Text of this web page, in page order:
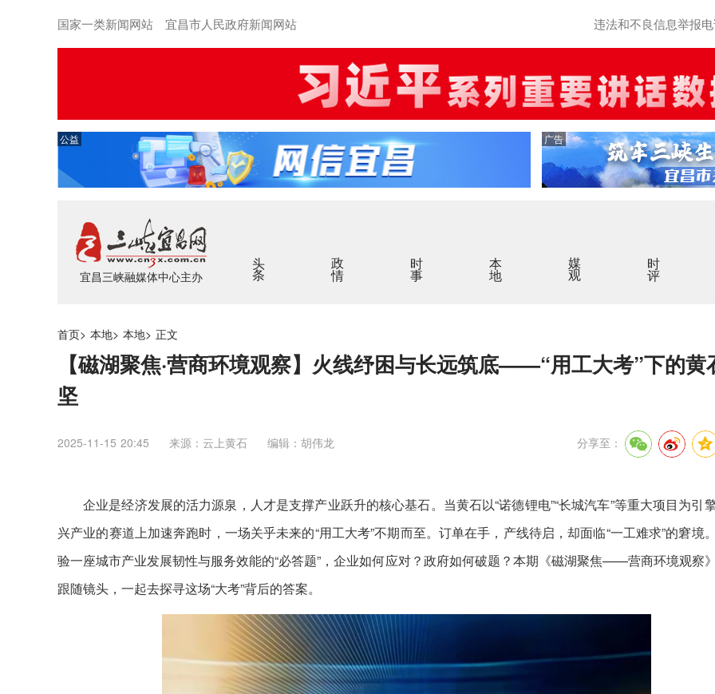
国家一类新闻网站 宜昌市人民政府新闻网站 违法和不良信息举报
公益 广告
宜昌三峡融媒体中心主办
头条 政情 时事 本地 媒观 时评
首页> 本地> 本地> 正文
【磁湖聚焦·营商环境观察】火线纾困与长远筑底——“用工大考”下的黄
坚
2025-11-15 20:45 来源：云上黄石 编辑：胡伟龙 分享至：
企业是经济发展的活力源泉，人才是支撑产业跃升的核心基石。当黄石以“诺德锂电”“长城汽车”等重大项目为引
兴产业的赛道上加速奔跑时，一场关乎未来的“用工大考”不期而至。订单在手，产线待启，却面临“一工难求”的窘境
验一座城市产业发展韧性与服务效能的“必答题”，企业如何应对？政府如何破题？本期《磁湖聚焦——营商环境观察
跟随镜头，一起去探寻这场“大考”背后的答案。